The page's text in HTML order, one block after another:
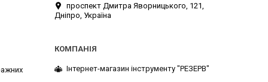
проспект Дмитра Яворницького, 121,
Дніпро, Україна
Інтернет-магазин інструменту "РЕЗЕРВ"